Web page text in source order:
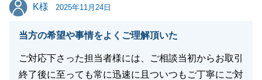
K様
K様 2025年11月24日
当方の希望や事情をよくご理解頂いた
ご対応下さった担当者様には、ご相談当初からお取引
終了後に至っても常に迅速に且ついつもご丁寧にご対